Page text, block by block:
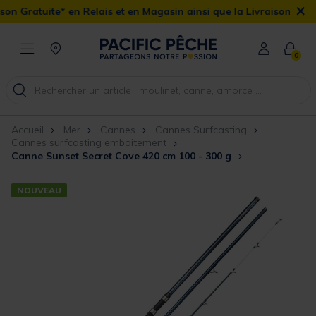
et en Magasin ainsi que la Livraison Domicile offerte dès
×
0
Accueil Mer Cannes
Cannes Surfcasting
Cannes surfcasting emboitement
Canne Sunset Secret Cove 420 cm 100 - 300 g
NOUVEAU